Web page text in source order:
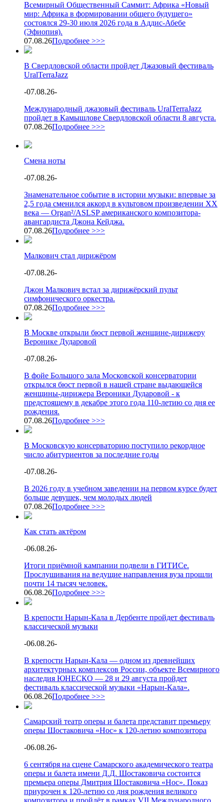
Всемирный Общественный Саммит: Африка «Новый
мир: Африка в формировании общего будущего»
состоялся 29-30 июля 2026 года в Аддис-Абебе
(Эфиопия).
07.08.26Подробнее >>>
В Свердловской области пройдет Джазовый фестиваль
UralTerraJazz
-07.08.26-
Международный джазовый фестиваль UralTerraJazz
пройдет в Камышлове Свердловской области 8 августа.
07.08.26Подробнее >>>
Смена ноты
-07.08.26-
Знаменательное событие в истории музыки: впервые за
2,5 года сменился аккорд в культовом произведении XX
века — Organ²/ASLSP американского композитора-
авангардиста Джона Кейджа.
07.08.26Подробнее >>>
Малкович стал дирижёром
-07.08.26-
Джон Малкович встал за дирижёрский пульт
симфонического оркестра.
07.08.26Подробнее >>>
В Москве открыли бюст первой женщине-дирижеру
Веронике Дударовой
-07.08.26-
В фойе Большого зала Московской консерватории
открылся бюст первой в нашей стране выдающейся
женщины-дирижера Вероники Дударовой - к
предстоящему в декабре этого года 110-летию со дня ее
рождения.
07.08.26Подробнее >>>
В Московскую консерваторию поступило рекордное
число абитуриентов за последние годы
-07.08.26-
В 2026 году в учебном заведении на первом курсе будет
больше девушек, чем молодых людей
07.08.26Подробнее >>>
Как стать актёром
-06.08.26-
Итоги приёмной кампании подвели в ГИТИСе.
Прослушивания на ведущие направления вуза прошли
почти 14 тысяч человек.
06.08.26Подробнее >>>
В крепости Нарын-Кала в Дербенте пройдет фестиваль
классической музыки
-06.08.26-
В крепости Нарын-Кала — одном из древнейших
архитектурных комплексов России, объекте Всемирного
наследия ЮНЕСКО — 28 и 29 августа пройдет
фестиваль классической музыки «Нарын-Кала».
06.08.26Подробнее >>>
Самарский театр оперы и балета представит премьеру
оперы Шостаковича «Нос» к 120-летию композитора
-06.08.26-
6 сентября на сцене Самарского академического театра
оперы и балета имени Д.Д. Шостаковича состоится
премьера оперы Дмитрия Шостаковича «Нос». Показ
приурочен к 120-летию со дня рождения великого
композитора и пройдёт в рамках VII Международного